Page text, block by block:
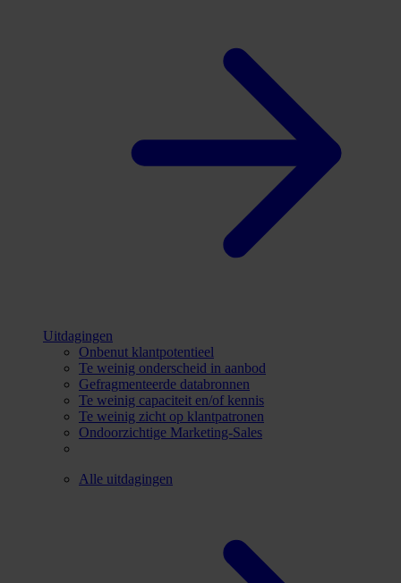
Uitdagingen
Onbenut klantpotentieel
Te weinig onderscheid in aanbod
Gefragmenteerde databronnen
Te weinig capaciteit en/of kennis
Te weinig zicht op klantpatronen
Ondoorzichtige Marketing-Sales
Alle uitdagingen